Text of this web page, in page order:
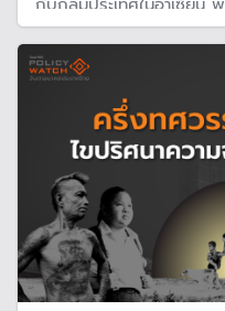
ค่าเฉลี่ยของภูมิภาคอาเซียน
รายได้ต่อหัวต่ำกว่าหรือสูงก